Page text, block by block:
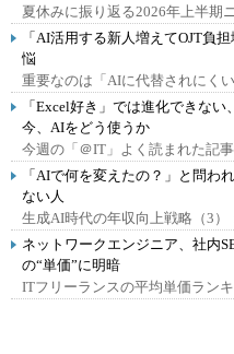
夏休みに振り返る2026年上半期
「AI活用する新人増えてOJT負
悩
重要なのは「AIに代替されにく
「Excel好き」では進化できな
今、AIをどう使うか
今週の「＠IT」よく読まれた記事
「AIで何を変えたの？」と問わ
ない人
生成AI時代の年収向上戦略（3）
ネットワークエンジニア、社内
の“単価”に明暗
ITフリーランスの平均単価ランキ